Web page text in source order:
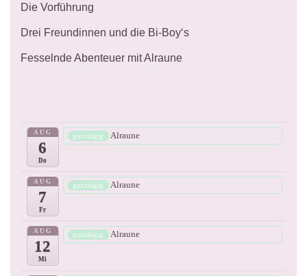
Die Vorführung
Drei Freundinnen und die Bi-Boy‘s
Fesselnde Abenteuer mit Alraune
AUG
6
Do
ganztägig Alraune
AUG
7
Fr
ganztägig Alraune
AUG
12
Mi
ganztägig Alraune